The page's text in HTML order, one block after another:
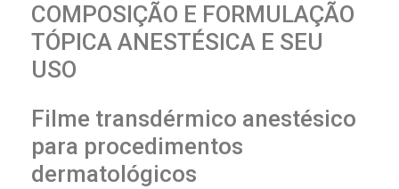
COMPOSIÇÃO E FORMULAÇÃO
TÓPICA ANESTÉSICA E SEU
USO
Filme transdérmico anestésico
para procedimentos
dermatológicos